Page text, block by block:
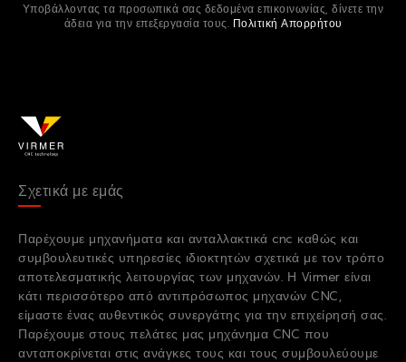
Υποβάλλοντας τα προσωπικά σας δεδομένα επικοινωνίας, δίνετε την
άδεια για την επεξεργασία τους. Πολιτική Απορρήτου
Σχετικά με εμάς
Παρέχουμε μηχανήματα και ανταλλακτικά cnc καθώς και
συμβουλευτικές υπηρεσίες ιδιοκτητών σχετικά με τον τρόπο
αποτελεσματικής λειτουργίας των μηχανών. Η Virmer είναι
κάτι περισσότερο από αντιπρόσωπος μηχανών CNC,
είμαστε ένας αυθεντικός συνεργάτης για την επιχείρησή σας.
Παρέχουμε στους πελάτες μας μηχάνημα CNC που
ανταποκρίνεται στις ανάγκες τους και τους συμβουλεύουμε